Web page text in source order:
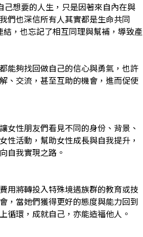
想要的人生，只是因著來自內在與
們也深信所有人其實都是生命共同
，也忘記了相互同理與幫補，導致產
能夠找回做自己的信心與勇氣，也許
、交流，甚至互助的機會，進而促使
女性朋友們看見不同的身份、背景、
活動，幫助女性成長與自我提升，
自我實現之路。
用將轉投入特殊境遇族群的教育或技
，當她們獲得更好的態度與能力回到
循環，成就自己，亦能造福他人。